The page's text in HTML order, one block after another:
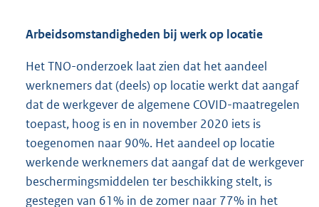
Arbeidsomstandigheden bij werk op locatie
Het TNO-onderzoek laat zien dat het aandeel
werknemers dat (deels) op locatie werkt dat aangaf
dat de werkgever de algemene COVID-maatregelen
toepast, hoog is en in november 2020 iets is
toegenomen naar 90%. Het aandeel op locatie
werkende werknemers dat aangaf dat de werkgever
beschermingsmiddelen ter beschikking stelt, is
gestegen van 61% in de zomer naar 77% in het